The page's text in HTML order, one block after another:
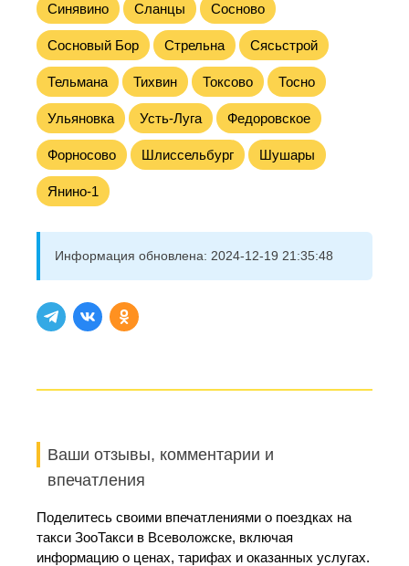
Синявино Сланцы Сосново
Сосновый Бор Стрельна Сясьстрой
Тельмана Тихвин Токсово Тосно
Ульяновка Усть-Луга Федоровское
Форносово Шлиссельбург Шушары
Янино-1
Информация обновлена: 2024-12-19 21:35:48
Ваши отзывы, комментарии и
впечатления
Поделитесь своими впечатлениями о поездках на
такси ЗооТакси в Всеволожске, включая
информацию о ценах, тарифах и оказанных услугах.